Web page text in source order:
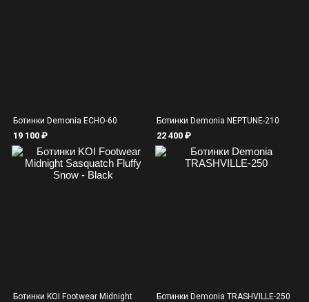
Ботинки Demonia ECHO-60
19 100 ₽
Ботинки Demonia NEPTUNE-210
22 400 ₽
Ботинки KOI Footwear Midnight
Ботинки Demonia TRASHVILLE-250